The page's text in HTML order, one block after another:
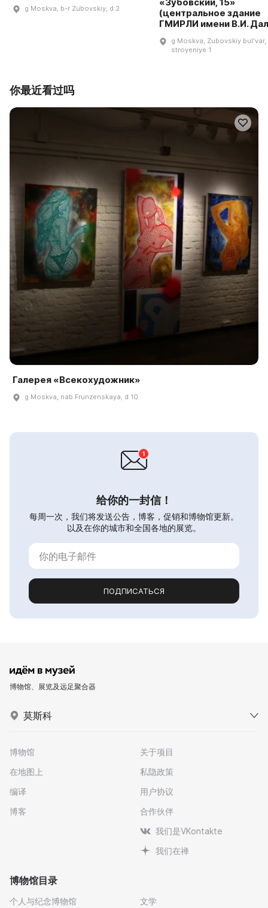
g Moskva, b-r Zubovskiy, d 2
«Зубовский, 15»
(центральное здание
ГМИРЛИ имени В.И.
g Moskva, Zubovskiy bulʹvar,
stroyeniye 1
你最近看过吗
Галерея «Всекохудожник»
g Moskva, nab Frunzenskaya, d 10
给你的一封信！
每周一次，我们将发送公告，博客，促销和博物馆更新。
以及在你的城市和全国各地的展览。
ПОДПИСАТЬСЯ
博物馆、展览及远足聚合器
莫斯科
博物馆
在地图上
编译
博客
关于项目
私隐政策
用户协议
合作伙伴
我们是VKontakte
我们在禅
博物馆目录
个人与纪念博物馆 文学